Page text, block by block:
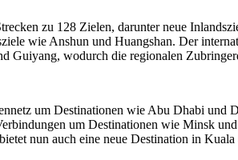
zu 128 Zielen, darunter neue
wie Anshun und Huangshan. Der
Guiyang, wodurch die regionalen
um Destinationen wie Abu Dhabi
um Destinationen wie Minsk
nun auch eine neue Destination in